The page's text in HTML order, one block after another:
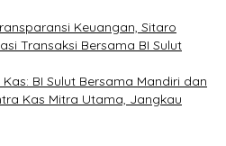
Keuangan, Sitaro
Transaksi Bersama BI Sulut
BI Sulut Bersama Mandiri dan
Kas Mitra Utama, Jangkau